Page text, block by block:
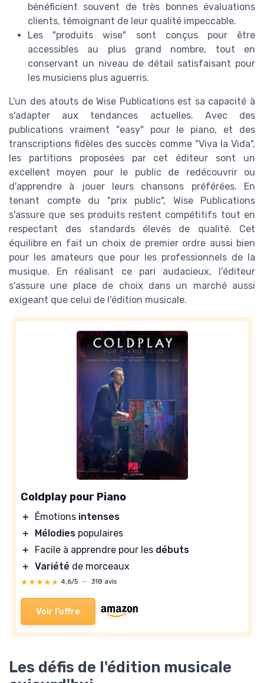
bénéficient souvent de très bonnes évaluations
clients, témoignant de leur qualité impeccable.
Les "produits wise" sont conçus pour être
accessibles au plus grand nombre, tout en
conservant un niveau de détail satisfaisant pour
les musiciens plus aguerris.
L'un des atouts de Wise Publications est sa capacité à
s'adapter aux tendances actuelles. Avec des
publications vraiment "easy" pour le piano, et des
transcriptions fidèles des succès comme "Viva la Vida",
les partitions proposées par cet éditeur sont un
excellent moyen pour le public de redécouvrir ou
d'apprendre à jouer leurs chansons préférées. En
tenant compte du "prix public", Wise Publications
s'assure que ses produits restent compétitifs tout en
respectant des standards élevés de qualité. Cet
équilibre en fait un choix de premier ordre aussi bien
pour les amateurs que pour les professionnels de la
musique. En réalisant ce pari audacieux, l'éditeur
s'assure une place de choix dans un marché aussi
exigeant que celui de l'édition musicale.
Coldplay pour Piano
＋ Émotions intenses
＋
Mélodies populaires
＋
Facile à apprendre pour les débuts
＋ Variété de morceaux
★★★★★
★★★★★ 4,6/5 — 318 avis
Voir l'offre
Les défis de l'édition musicale